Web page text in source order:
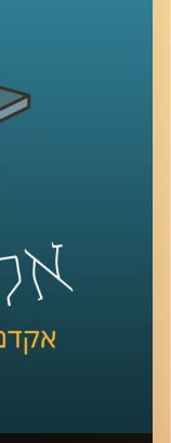
בפרק זה התארח
בית הספר אפי
העיינים, על
פעולה בין
לשיחה עם פרופ'
ממדעי המחשב" –